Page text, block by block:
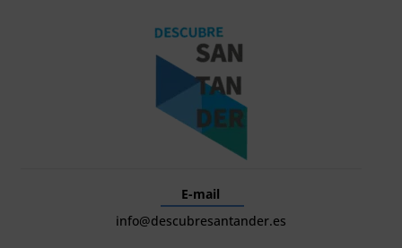
E-mail
info@descubresantander.es